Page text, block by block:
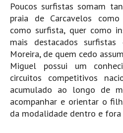
Ver Todas
Entrevistas
Nacionais
Internacionais
Exclusivas
Perfil da semana
Análises
Poucos surfistas somam
praia de Carcavelos
como surfista, quer como
mais destacados surfistas
Moreira, de quem cedo
Miguel possui um
circuitos competitivos
acumulado ao longo de
acompanhar e orientar o
da modalidade dentro e